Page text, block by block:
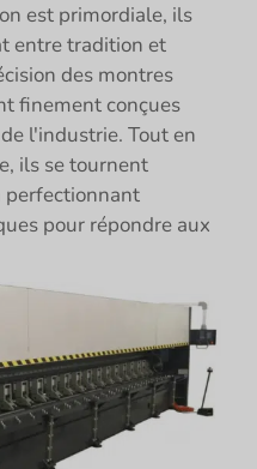
est primordiale, ils
entre tradition et
des montres
finement conçues
l'industrie. Tout en
ils se tournent
perfectionnant
pour répondre aux